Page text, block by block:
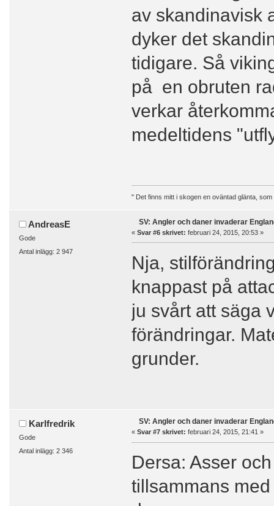
av skandinavisk
dyker det
tidigare. Så
på en obruten
verkar
medeltidens
" Det finns mitt i skogen en oväntad glänta,
AndreasE
Gode
Antal inlägg: 2 947
SV: Angler och daner invaderar
« Svar #6 skrivet: februari 24, 2015, 20:53 »
Nja,
knappast på
ju svårt att säga
förändringar.
grunder.
Karlfredrik
Gode
Antal inlägg: 2 346
SV: Angler och daner invaderar
« Svar #7 skrivet: februari 24, 2015, 21:41 »
Dersa: Asser
tillsammans